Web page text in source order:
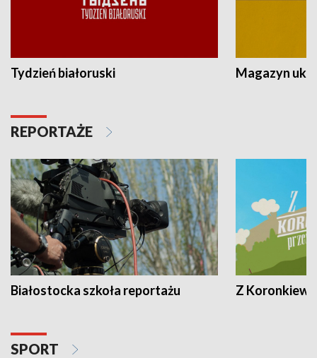
Tydzień białoruski Magazyn
REPORTAŻE
Białostocka szkoła reportażu Z
SPORT